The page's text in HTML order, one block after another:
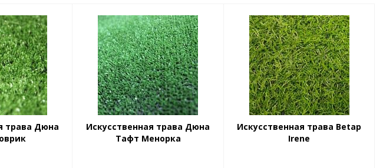
трава Дюна
Искусственная трава Дюна
Тафт Менорка
Искусственная трава Betap
Irene